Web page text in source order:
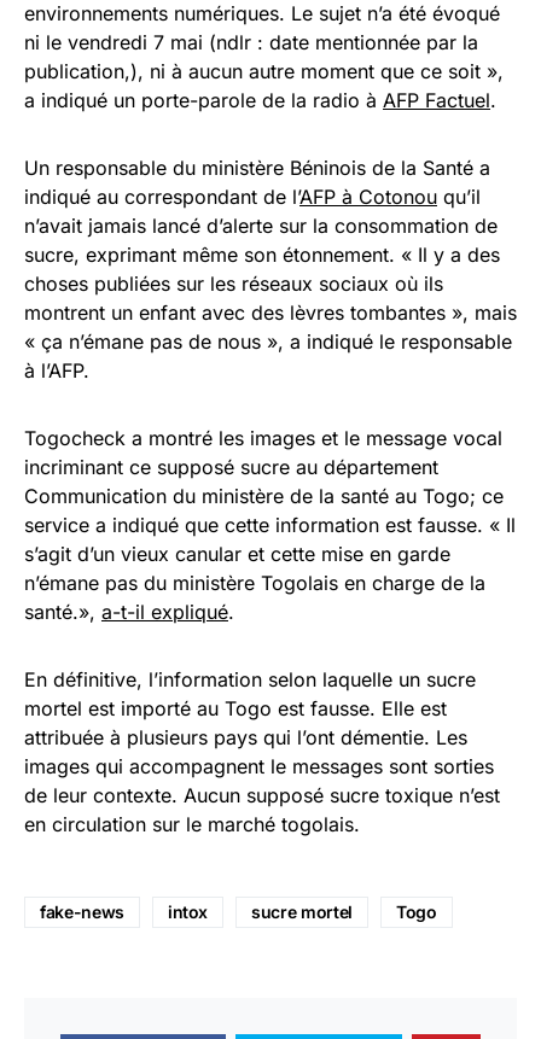
environnements numériques. Le sujet n’a été évoqué
ni le vendredi 7 mai (ndlr : date mentionnée par la
publication,), ni à aucun autre moment que ce soit »,
a indiqué un porte-parole de la radio à AFP Factuel.
Un responsable du ministère Béninois de la Santé a
indiqué au correspondant de l’AFP à Cotonou qu’il
n’avait jamais lancé d’alerte sur la consommation de
sucre, exprimant même son étonnement. « Il y a des
choses publiées sur les réseaux sociaux où ils
montrent un enfant avec des lèvres tombantes », mais
« ça n’émane pas de nous », a indiqué le responsable
à l’AFP.
Togocheck a montré les images et le message vocal
incriminant ce supposé sucre au département
Communication du ministère de la santé au Togo; ce
service a indiqué que cette information est fausse. « Il
s’agit d’un vieux canular et cette mise en garde
n’émane pas du ministère Togolais en charge de la
santé.», a-t-il expliqué.
En définitive, l’information selon laquelle un sucre
mortel est importé au Togo est fausse. Elle est
attribuée à plusieurs pays qui l’ont démentie. Les
images qui accompagnent le messages sont sorties
de leur contexte. Aucun supposé sucre toxique n’est
en circulation sur le marché togolais.
fake-news intox sucre mortel Togo